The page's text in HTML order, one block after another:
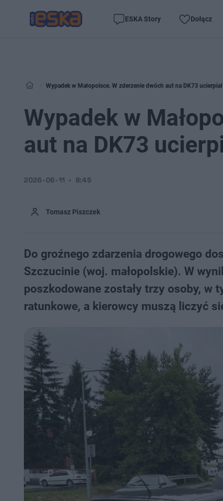
ESKA Story Dołącz
Wypadek w Małopolsce. W zderzenie dwóch aut na DK73
Wypadek w
aut na DK73
Tomasz Piszczek
2026-06-11 8:45
Do groźnego zdarzenia drogowego
Szczucinie (woj. małopolskie). W
poszkodowane zostały trzy osoby, w
ratunkowe, a kierowcy muszą liczyć